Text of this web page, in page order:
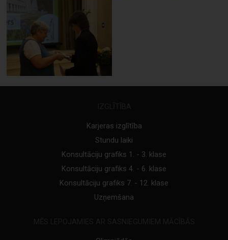
Karjeras izglītība
Stundu laiki
Konsultāciju grafiks 1. - 3. klase
Konsultāciju grafiks 4. - 6. klase
Konsultāciju grafiks 7. - 12. klase
Uzņemšana